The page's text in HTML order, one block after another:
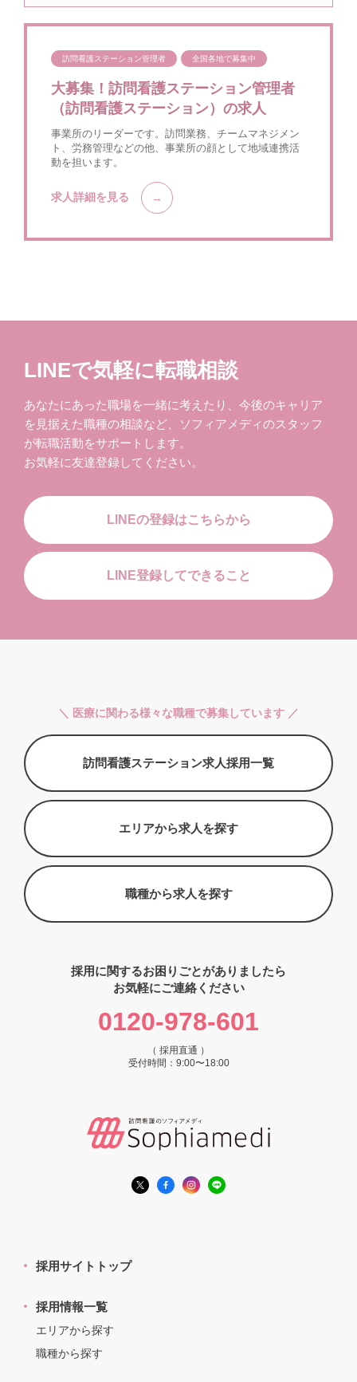
訪問看護ステーション管理者 全国各地で募集中
大募集！訪問看護ステーション管理者
（訪問看護ステーション）の求人
事業所のリーダーです。訪問業務、チームマネジメン
ト、労務管理などの他、事業所の顔として地域連携活
動を担います。
求人詳細を見る
LINEで気軽に転職相談
あなたにあった職場を一緒に考えたり、今後のキャリア
を見据えた職種の相談など、ソフィアメディのスタッフ
が転職活動をサポートします。
お気軽に友達登録してください。
LINEの登録はこちらから
LINE登録してできること
＼ 医療に関わる様々な職種で募集しています ／
訪問看護ステーション求人採用一覧
エリアから求人を探す
職種から求人を探す
採用に関するお困りごとがありましたら
お気軽にご連絡ください
0120-978-601
（ 採用直通 ）
受付時間：9:00〜18:00
採用サイトトップ
採用情報一覧
エリアから探す
職種から探す